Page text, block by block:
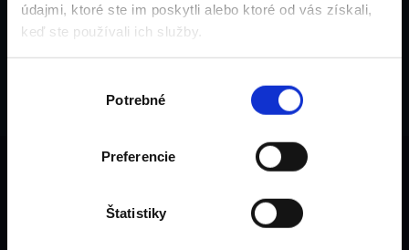
údajmi, ktoré ste im poskytli alebo ktoré od vás získali,
keď ste používali ich služby.
Potrebné
Preferencie
Štatistiky
OBALOVÉ MATERIÁLY A PRÍSLUŠENSTVO